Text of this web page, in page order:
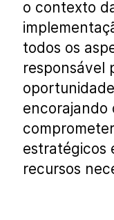
o contexto
todos os
responsável
encorajando
estratégicos
recursos